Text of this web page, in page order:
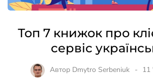
Топ 7 книжок про
сервіс
Автор Dmytro Serbeniuk 11